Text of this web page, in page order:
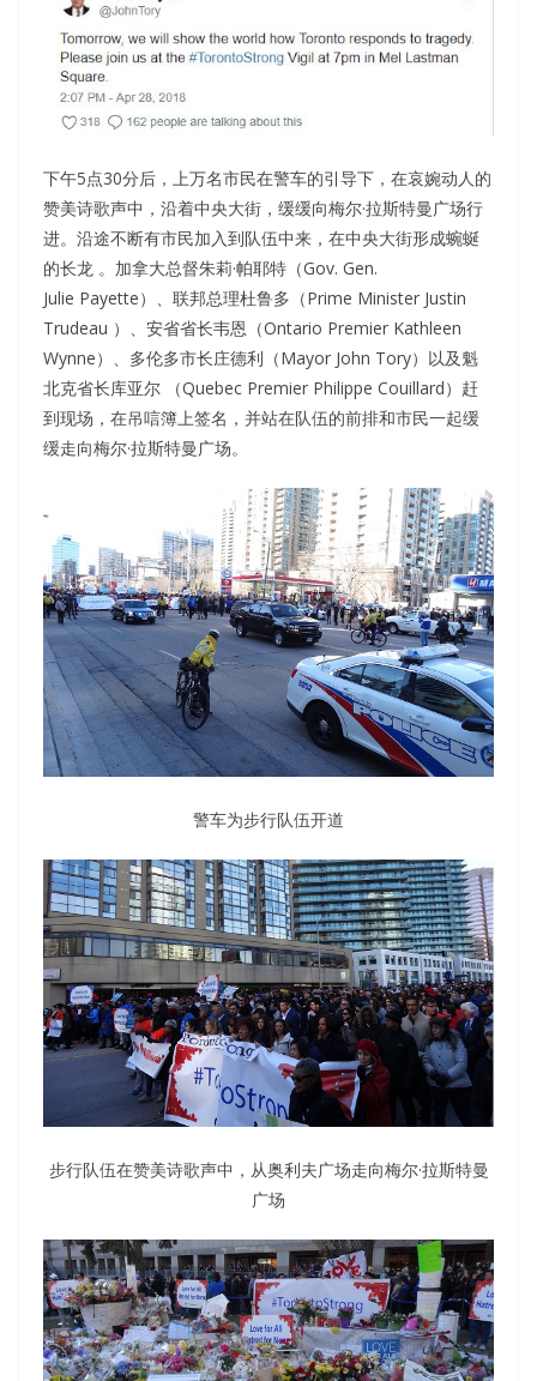
下午5点30分后，上万名市民在警车的引导下，在哀婉动人的
赞美诗歌声中，沿着中央大街，缓缓向梅尔·拉斯特曼广场行
进。沿途不断有市民加入到队伍中来，在中央大街形成蜿蜒
的长龙 。加拿大总督朱莉·帕耶特（Gov. Gen.
Julie Payette）、联邦总理杜鲁多（Prime Minister Justin
Trudeau ）、安省省长韦恩（Ontario Premier Kathleen
Wynne）、多伦多市长庄德利（Mayor John Tory）以及魁
北克省长库亚尔 （Quebec Premier Philippe Couillard）赶
到现场，在吊唁簿上签名，并站在队伍的前排和市民一起缓
缓走向梅尔·拉斯特曼广场。
警车为步行队伍开道
步行队伍在赞美诗歌声中，从奥利夫广场走向梅尔·拉斯特曼
广场